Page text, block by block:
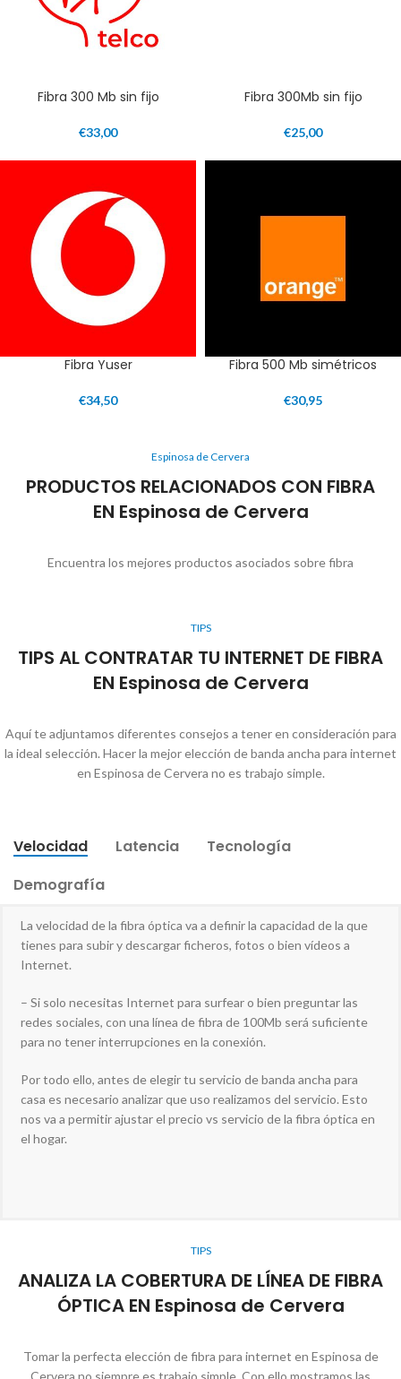
Fibra 300 Mb sin fijo
€33,00
Fibra 300Mb sin fijo
€25,00
Fibra Yuser
€34,50
Fibra 500 Mb simétricos
€30,95
Espinosa de Cervera
PRODUCTOS RELACIONADOS CON FIBRA
EN Espinosa de Cervera
Encuentra los mejores productos asociados sobre fibra
TIPS
TIPS AL CONTRATAR TU INTERNET DE FIBRA
EN Espinosa de Cervera
Aquí te adjuntamos diferentes consejos a tener en consideración para
la ideal selección. Hacer la mejor elección de banda ancha para internet
en Espinosa de Cervera no es trabajo simple.
Velocidad Latencia
Tecnología
Demografía
La velocidad de la fibra óptica va a definir la capacidad de la que
tienes para subir y descargar ficheros, fotos o bien vídeos a
Internet.
– Si solo necesitas Internet para surfear o bien preguntar las
redes sociales, con una línea de fibra de 100Mb será suficiente
para no tener interrupciones en la conexión.
Por todo ello, antes de elegir tu servicio de banda ancha para
casa es necesario analizar que uso realizamos del servicio. Esto
nos va a permitir ajustar el precio vs servicio de la fibra óptica en
el hogar.
TIPS
ANALIZA LA COBERTURA DE LÍNEA DE FIBRA
ÓPTICA EN Espinosa de Cervera
Tomar la perfecta elección de fibra para internet en Espinosa de